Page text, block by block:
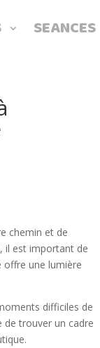
SEANCES
chemin et de
il est important de
offre une lumière
difficiles de
de trouver un cadre